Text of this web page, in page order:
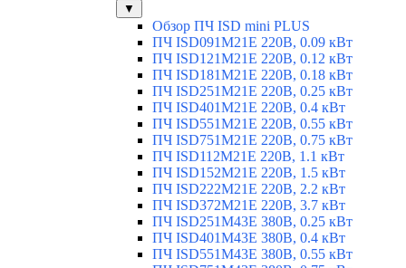
▼
Обзор ПЧ ISD mini PLUS
ПЧ ISD091M21E 220В, 0.09 кВт
ПЧ ISD121M21E 220В, 0.12 кВт
ПЧ ISD181M21E 220В, 0.18 кВт
ПЧ ISD251M21E 220В, 0.25 кВт
ПЧ ISD401M21E 220В, 0.4 кВт
ПЧ ISD551M21E 220В, 0.55 кВт
ПЧ ISD751M21E 220В, 0.75 кВт
ПЧ ISD112M21E 220В, 1.1 кВт
ПЧ ISD152M21E 220В, 1.5 кВт
ПЧ ISD222M21E 220В, 2.2 кВт
ПЧ ISD372M21E 220В, 3.7 кВт
ПЧ ISD251M43E 380В, 0.25 кВт
ПЧ ISD401M43E 380В, 0.4 кВт
ПЧ ISD551M43E 380В, 0.55 кВт